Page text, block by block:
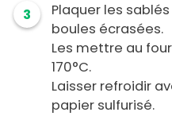
3
Plaquer les
boules écrasées.
Les mettre au
170°C.
Laisser refroidir
papier sulfurisé.